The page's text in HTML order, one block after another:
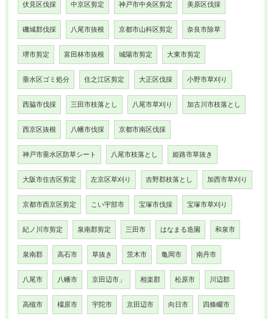
伏見区伐採 中京区剪定 神戸市中央区剪定 美原区伐採
磯城郡伐採 八尾市抜根 京都市山科区剪定 奈良市除草
堺市剪定 富田林市抜根 城陽市剪定 大東市剪定
垂水区ゴミ処分 住之江区剪定 大正区伐採 小野市草刈り
西脇市伐採 三田市枝落とし 八尾市草刈り 加古川市枝落とし
西京区抜根 八幡市伐採 京都市南区伐採
神戸市垂水区防草シート 八尾市枝落とし 姫路市草抜き
大阪市住吉区剪定 左京区草刈り 吉野郡枝落とし 加西市草刈り
京都市西京区剪定 こい宇部市 宝塚市伐採 宝塚市草刈り
紀ノ川市剪定 泉南郡剪定 三田市 はなまる造園 和泉市
泉南郡 高石市 草抜き 茨木市 亀岡市 南丹市
八尾市 八幡市 京田辺市」 相楽郡 松原市 川辺郡
高槻市 橿原市 宇陀市 京田辺市 向日市 四條畷市